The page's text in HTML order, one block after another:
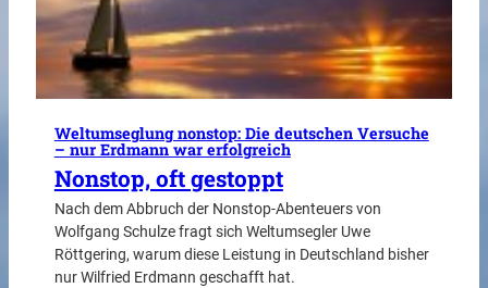
Weltumseglung nonstop: Die deutschen Versuche
– nur Erdmann war erfolgreich
Nonstop, oft gestoppt
Nach dem Abbruch der Nonstop-Abenteuers von
Wolfgang Schulze fragt sich Weltumsegler Uwe
Röttgering, warum diese Leistung in Deutschland bisher
nur Wilfried Erdmann geschafft hat.